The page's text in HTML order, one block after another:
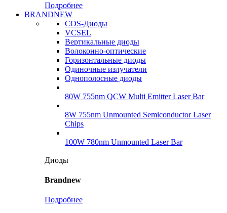
Подробнее
BRANDNEW
COS-Диоды
VCSEL
Вертикальные диоды
Волоконно-оптические
Горизонтальные диоды
Одиночные излучатели
Однополосные диоды
80W 755nm QCW Multi Emitter Laser Bar
8W 755nm Unmounted Semiconductor Laser
Chips
100W 780nm Unmounted Laser Bar
Диоды
Brandnew
Подробнее